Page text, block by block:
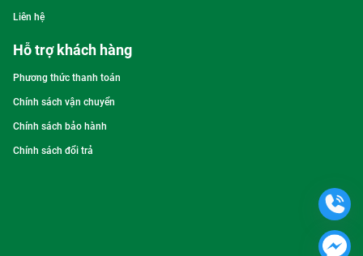
Liên hệ
Hỗ trợ khách hàng
Phương thức thanh toán
Chính sách vận chuyển
Chính sách bảo hành
Chính sách đổi trả